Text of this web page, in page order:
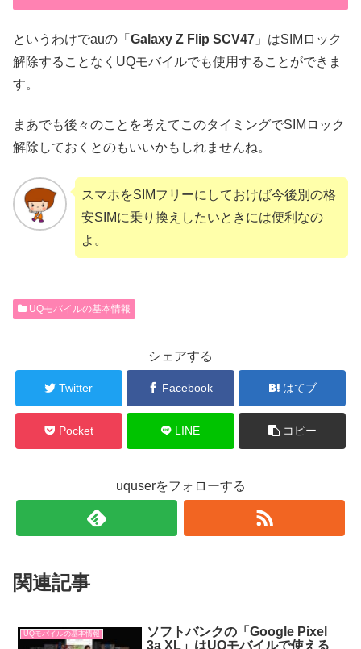
というわけでauの「 Galaxy Z Flip SCV47 」はSIMロック
解除することなくUQモバイルでも使用することができま
す。
まあでも後々のことを考えてこのタイミングでSIMロック
解除しておくとのもいいかもしれませんね。
スマホをSIMフリーにしておけば今後別の格
安SIMに乗り換えしたいときには便利なの
よ。
UQモバイルの基本情報
シェアする
Twitter Facebook はてブ
Pocket LINE コピー
uquserをフォローする
関連記事
UQモバイルの基本情報
ソフトバンクの「Google Pixel
3a XL」はUQモバイルで使える